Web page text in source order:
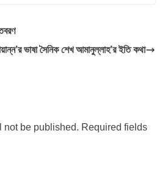
ভাষা সৈনিক শেখ আমানুল্লাহ’র ইতি কথা
not be published. Required fields